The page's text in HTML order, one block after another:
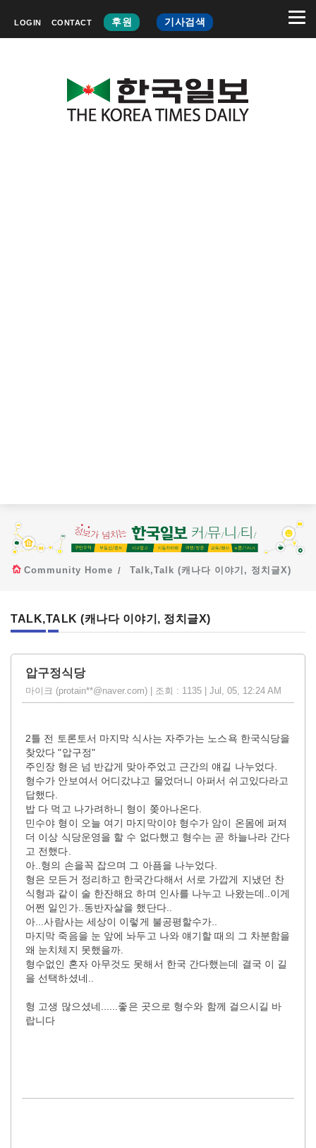
LOGIN CONTACT 후원 기사검색
Community Home Talk,Talk (캐나다 이야기, 정치글X)
TALK,TALK (캐나다 이야기, 정치글X)
압구정식당
마이크 (protain**@naver.com) | 조회 : 1135 | Jul, 05, 12:24 AM
2틀 전 토론토서 마지막 식사는 자주가는 노스욕 한국식당을
찾았다 "압구정"
주인장 형은 넘 반갑게 맞아주었고 근간의 얘길 나누었다.
형수가 안보여서 어디갔냐고 물었더니 아퍼서 쉬고있다라고
답했다.
밥 다 먹고 나가려하니 형이 쫒아나온다.
민수야 형이 오늘 여기 마지막이야 형수가 암이 온몸에 퍼져
더 이상 식당운영을 할 수 없다했고 형수는 곧 하늘나라 간다
고 전했다.
아..형의 손을꼭 잡으며 그 아픔을 나누었다.
형은 모든거 정리하고 한국간다해서 서로 가깝게 지냈던 찬
식형과 같이 술 한잔해요 하며 인사를 나누고 나왔는데..이게
어쩐 일인가..동반자살을 했단다..
아...사람사는 세상이 이렇게 불공평할수가..
마지막 죽음을 눈 앞에 놔두고 나와 얘기할 때의 그 차분함을
왜 눈치체지 못했을까.
형수없인 혼자 아무것도 못해서 한국 간다했는데 결국 이 길
을 선택하셨네..
형 고생 많으셨네......좋은 곳으로 형수와 함께 걸으시길 바
랍니다